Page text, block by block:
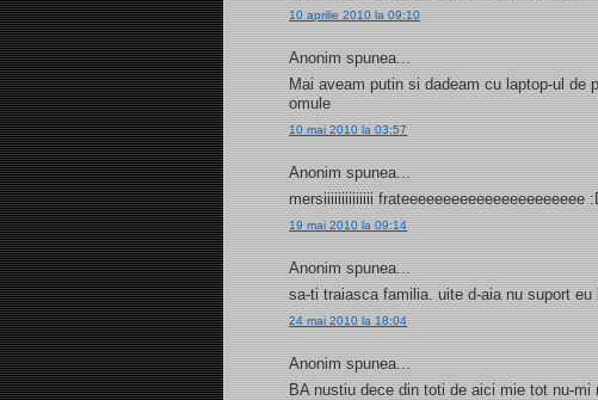
10 aprilie 2010 la 09:10
Anonim spunea...
Mai aveam putin si dadeam cu laptop-ul
omule
10 mai 2010 la 03:57
Anonim spunea...
mersiiiiiiiiiiiiii frateeeeeeeeeeeeeeeeeeeeee
19 mai 2010 la 09:14
Anonim spunea...
sa-ti traiasca familia. uite d-aia nu suport
24 mai 2010 la 18:04
Anonim spunea...
BA nustiu dece din toti de aici mie tot nu-